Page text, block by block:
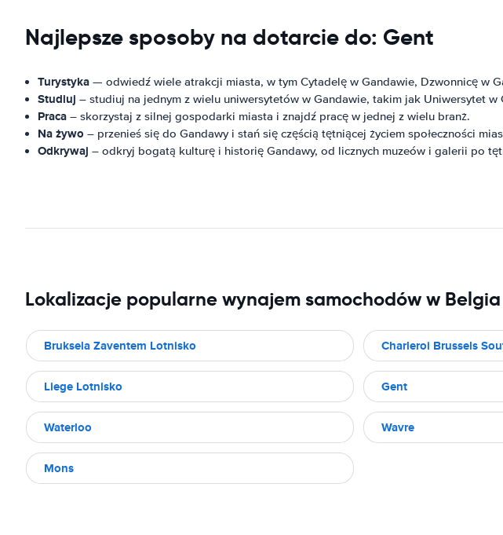
Najlepsze sposoby na dotarcie do: Gent
Turystyka — odwiedź wiele atrakcji miasta, w tym Cytadelę w Gandawie, Dzwonnicę w
Studiuj – studiuj na jednym z wielu uniwersytetów w Gandawie, takim jak Uniwersytet
Praca – skorzystaj z silnej gospodarki miasta i znajdź pracę w jednej z wielu branż.
Na żywo – przenieś się do Gandawy i stań się częścią tętniącej życiem społeczności
Odkrywaj – odkryj bogatą kulturę i historię Gandawy, od licznych muzeów i galerii po
Lokalizacje popularne wynajem samochodów w Belgia
Bruksela Zaventem Lotnisko Charleroi Brussels
Liege Lotnisko Gent
Waterloo Wavre
Mons